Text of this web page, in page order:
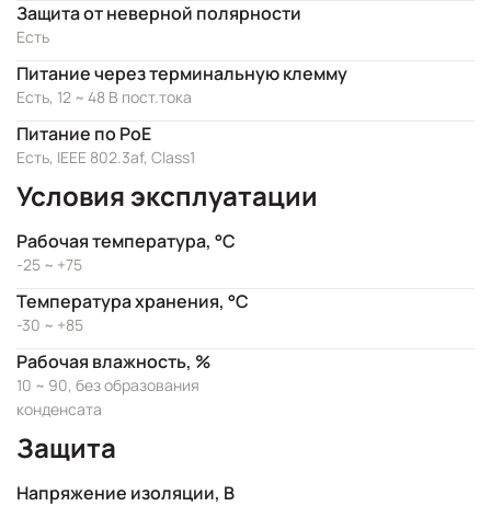
Защита от неверной полярности
Есть
Питание через терминальную клемму
Есть, 12 ~ 48 В пост.тока
Питание по PoE
Есть, IEEE 802.3af, Class1
Условия эксплуатации
Рабочая температура, °C
-25 ~ +75
Температура хранения, °C
-30 ~ +85
Рабочая влажность, %
10 ~ 90, без образования
конденсата
Защита
Напряжение изоляции, В